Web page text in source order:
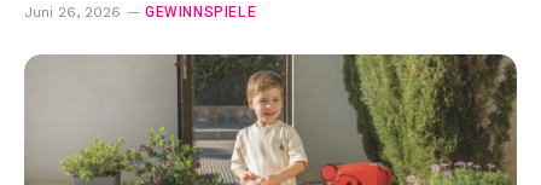
Juni 26, 2026 GEWINNSPIELE